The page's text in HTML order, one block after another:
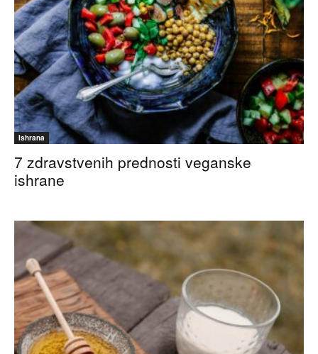
Ishrana
7 zdravstvenih prednosti veganske
ishrane